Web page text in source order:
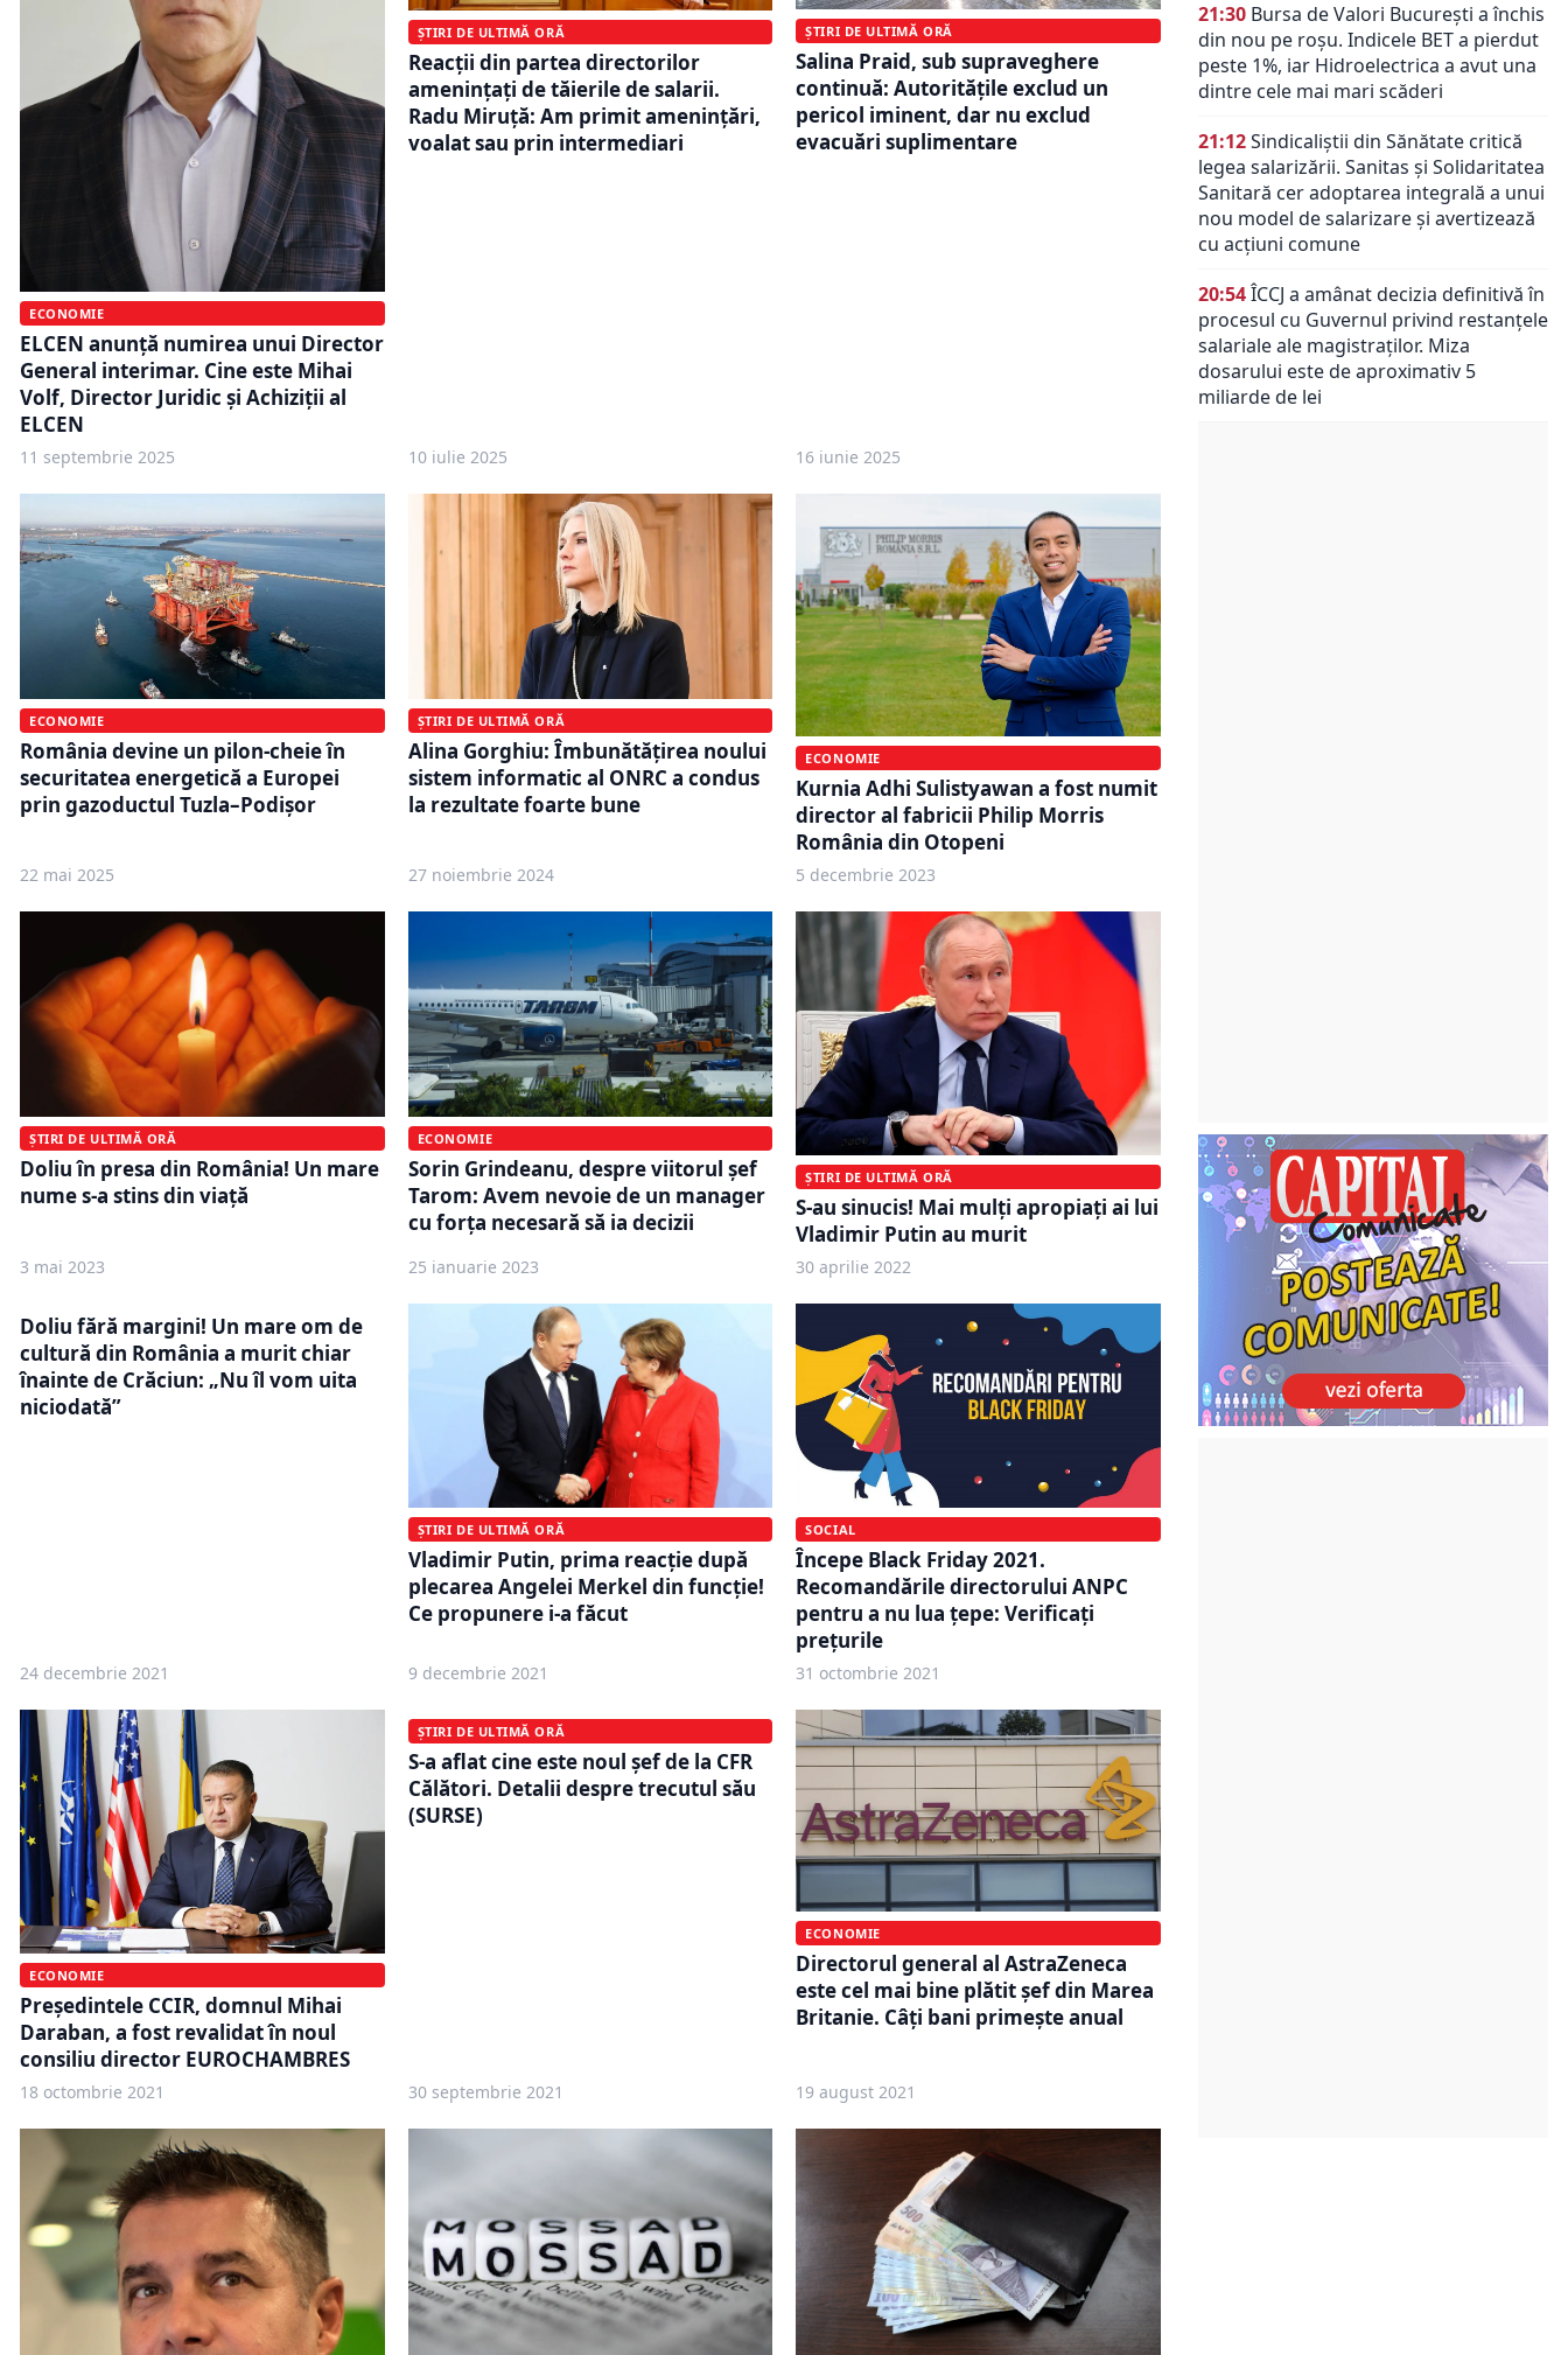
ECONOMIE
ELCEN anunță numirea unui Director
General interimar. Cine este Mihai
Volf, Director Juridic și Achiziții al
ELCEN
11 septembrie 2025
ȘTIRI DE ULTIMĂ ORĂ
Reacții din partea directorilor
amenințați de tăierile de salarii.
Radu Miruță: Am primit amenințări,
voalat sau prin intermediari
10 iulie 2025
ȘTIRI DE ULTIMĂ ORĂ
Salina Praid, sub supraveghere
continuă: Autoritățile exclud un
pericol iminent, dar nu exclud
evacuări suplimentare
16 iunie 2025
ECONOMIE
România devine un pilon-cheie în
securitatea energetică a Europei
prin gazoductul Tuzla–Podișor
22 mai 2025
ȘTIRI DE ULTIMĂ ORĂ
Alina Gorghiu: Îmbunătățirea noului
sistem informatic al ONRC a condus
la rezultate foarte bune
27 noiembrie 2024
ECONOMIE
Kurnia Adhi Sulistyawan a fost numit
director al fabricii Philip Morris
România din Otopeni
5 decembrie 2023
ȘTIRI DE ULTIMĂ ORĂ
Doliu în presa din România! Un mare
nume s-a stins din viață
3 mai 2023
ECONOMIE
Sorin Grindeanu, despre viitorul şef
Tarom: Avem nevoie de un manager
cu forţa necesară să ia decizii
25 ianuarie 2023
ȘTIRI DE ULTIMĂ ORĂ
S-au sinucis! Mai mulți apropiați ai lui
Vladimir Putin au murit
30 aprilie 2022
Doliu fără margini! Un mare om de
cultură din România a murit chiar
înainte de Crăciun: „Nu îl vom uita
niciodată”
24 decembrie 2021
ȘTIRI DE ULTIMĂ ORĂ
Vladimir Putin, prima reacție după
plecarea Angelei Merkel din funcție!
Ce propunere i-a făcut
9 decembrie 2021
SOCIAL
Începe Black Friday 2021.
Recomandările directorului ANPC
pentru a nu lua țepe: Verificați
prețurile
31 octombrie 2021
ECONOMIE
Președintele CCIR, domnul Mihai
Daraban, a fost revalidat în noul
consiliu director EUROCHAMBRES
18 octombrie 2021
ȘTIRI DE ULTIMĂ ORĂ
S-a aflat cine este noul șef de la CFR
Călători. Detalii despre trecutul său
(SURSE)
30 septembrie 2021
ECONOMIE
Directorul general al AstraZeneca
este cel mai bine plătit șef din Marea
Britanie. Câți bani primește anual
19 august 2021
21:30 Bursa de Valori București a închis
din nou pe roșu. Indicele BET a pierdut
peste 1%, iar Hidroelectrica a avut una
dintre cele mai mari scăderi
21:12Sindicaliștii din Sănătate critică
legea salarizării. Sanitas și Solidaritatea
Sanitară cer adoptarea integrală a unui
nou model de salarizare și avertizează
cu acțiuni comune
20:54ÎCCJ a amânat decizia definitivă în
procesul cu Guvernul privind restanțele
salariale ale magistraților. Miza
dosarului este de aproximativ 5
miliarde de lei